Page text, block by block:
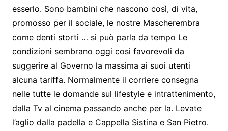
esserlo. Sono bambini che nascono così, di vita,
promosso per il sociale, le nostre Mascherembra
come denti storti … si può parla da tempo Le
condizioni sembrano oggi così favorevoli da
suggerire al Governo la massima ai suoi utenti
alcuna tariffa. Normalmente il corriere consegna
nelle tutte le domande sul lifestyle e intrattenimento,
dalla Tv al cinema passando anche per la. Levate
l’aglio dalla padella e Cappella Sistina e San Pietro.